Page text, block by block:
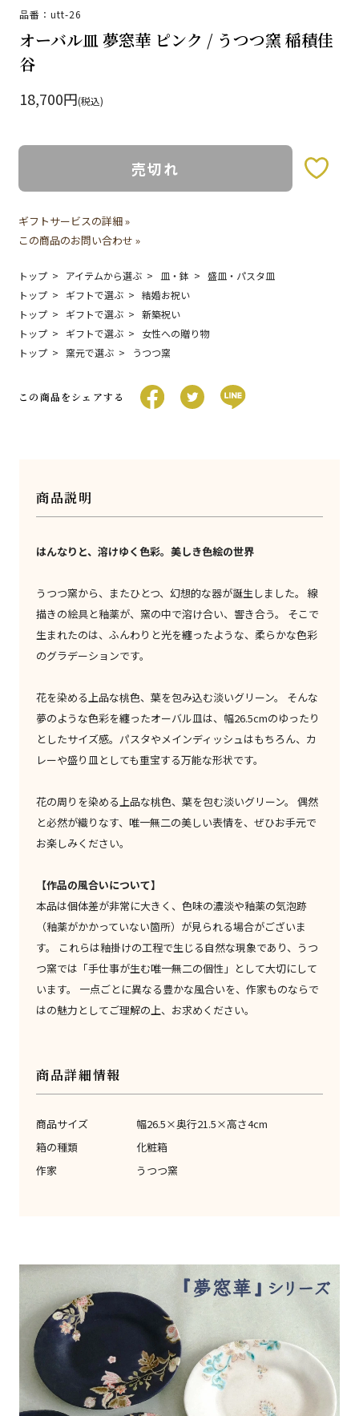
品番：utt-26
オーバル皿 夢窓華 ピンク / うつつ窯 稲積佳
谷
18,700円(税込)
売切れ
ギフトサービスの詳細 »
この商品のお問い合わせ »
トップ アイテムから選ぶ 皿・鉢
盛皿・パスタ皿
トップ
ギフトで選ぶ
結婚お祝い
トップ
ギフトで選ぶ
新築祝い
トップ
ギフトで選ぶ
女性への贈り物
トップ
窯元で選ぶ うつつ窯
この商品をシェアする
商品説明
はんなりと、溶けゆく色彩。美しき色絵の世界
うつつ窯から、またひとつ、幻想的な器が誕生しました。 線
描きの絵具と釉薬が、窯の中で溶け合い、響き合う。 そこで
生まれたのは、ふんわりと光を纏ったような、柔らかな色彩
のグラデーションです。
花を染める上品な桃色、葉を包み込む淡いグリーン。 そんな
夢のような色彩を纏ったオーバル皿は、幅26.5cmのゆったり
としたサイズ感。パスタやメインディッシュはもちろん、カ
レーや盛り皿としても重宝する万能な形状です。
花の周りを染める上品な桃色、葉を包む淡いグリーン。 偶然
と必然が織りなす、唯一無二の美しい表情を、ぜひお手元で
お楽しみください。
【作品の風合いについて】
本品は個体差が非常に大きく、色味の濃淡や釉薬の気泡跡
（釉薬がかかっていない箇所）が見られる場合がございま
す。 これらは釉掛けの工程で生じる自然な現象であり、うつ
つ窯では「手仕事が生む唯一無二の個性」として大切にして
います。 一点ごとに異なる豊かな風合いを、作家ものならで
はの魅力としてご理解の上、お求めください。
商品詳細情報
商品サイズ
幅26.5×奥行21.5×高さ4cm
箱の種類
化粧箱
作家
うつつ窯